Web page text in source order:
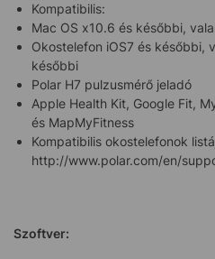
Kompatibilis:
Mac OS x10.6 és későbbi,
Okostelefon iOS7 és későbbi,
későbbi
Polar H7 pulzusmérő jeladó
Apple Health Kit, Google Fit,
és MapMyFitness
Kompatibilis okostelefonok
http://www.polar.com/en/
Szoftver: